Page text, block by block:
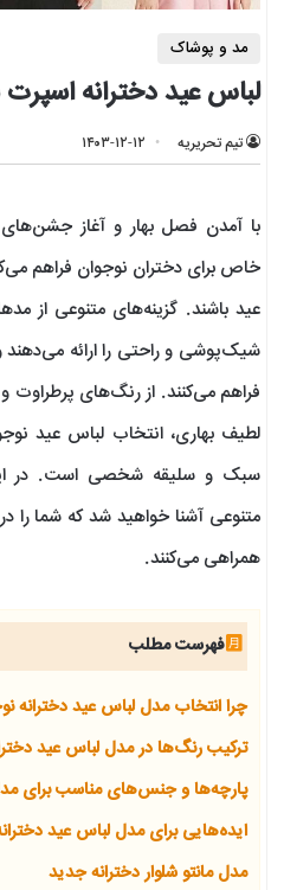
مد و پوشاک
لباس عید دخترانه
تیم تحریریه ۱۴۰۳-۱۲-۱۲
با آمدن فصل بهار و آغاز
خاص برای دختران نوجوان فراهم
عید باشند. گزینه‌های متنوعی از
شیک‌پوشی و راحتی را ارائه می‌دهند
فراهم می‌کنند. از رنگ‌های پرطراوت
لطیف بهاری، انتخاب لباس عید
سبک و سلیقه شخصی است. در
متنوعی آشنا خواهید شد که شما را
همراهی می‌کنند.
فهرست مطلب
چرا انتخاب مدل لباس عید دخترانه
ترکیب رنگ‌ها در مدل لباس عید
پارچه‌ها و جنس‌های مناسب برای
ایده‌هایی برای مدل لباس عید
مدل مانتو شلوار دخترانه جدید